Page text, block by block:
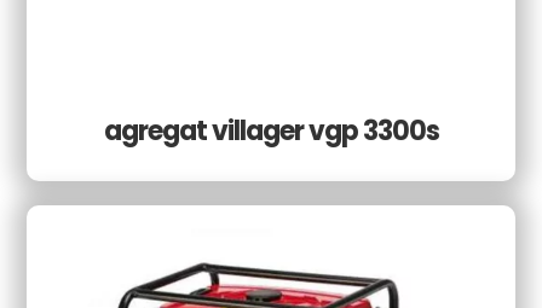
agregat villager vgp 3300s